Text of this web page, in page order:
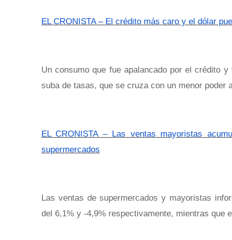
EL CRONISTA – El crédito más caro y el dólar
Un consumo que fue apalancado por el crédito
suba de tasas, que se cruza con un menor poder
EL CRONISTA – Las ventas mayoristas
supermercados
Las ventas de supermercados y mayoristas
del 6,1% y -4,9% respectivamente, mientras que